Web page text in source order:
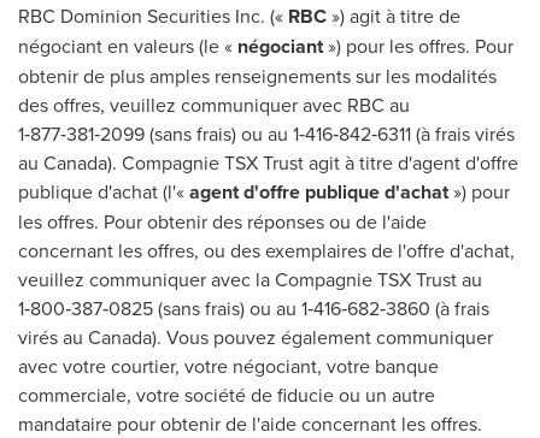
RBC Dominion Securities Inc. (« RBC») agit à titre de
négociant en valeurs (le « négociant») pour les offres. Pour
obtenir de plus amples renseignements sur les modalités
des offres, veuillez communiquer avec RBC au
1‑877‑381‑2099 (sans frais) ou au 1‑416‑842‑6311 (à frais virés
au Canada). Compagnie TSX Trust agit à titre d'agent d'offre
publique d'achat (l'«agent d'offre publique d'achat») pour
les offres. Pour obtenir des réponses ou de l'aide
concernant les offres, ou des exemplaires de l'offre d'achat,
veuillez communiquer avec la Compagnie TSX Trust au
1‑800‑387‑0825 (sans frais) ou au 1‑416‑682‑3860 (à frais
virés au Canada). Vous pouvez également communiquer
avec votre courtier, votre négociant, votre banque
commerciale, votre société de fiducie ou un autre
mandataire pour obtenir de l'aide concernant les offres.